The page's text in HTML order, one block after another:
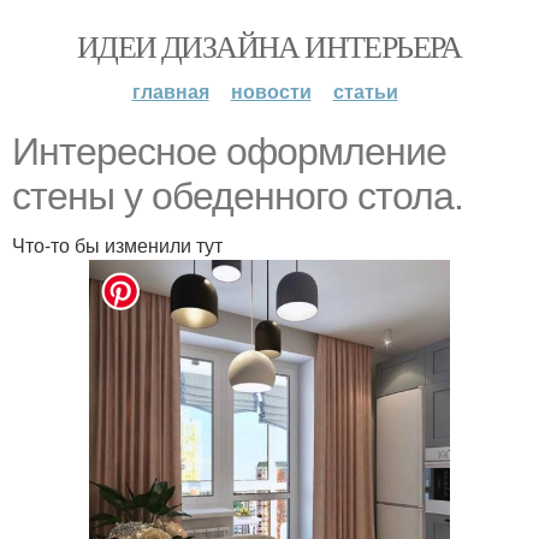
ИДЕИ ДИЗАЙНА ИНТЕРЬЕРА
главная новости статьи
Интересное оформление
стены у обеденного стола.
Что-то бы изменили тут